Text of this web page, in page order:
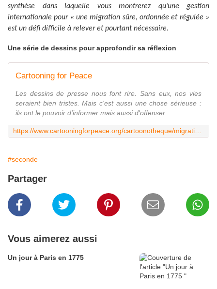
synthèse dans laquelle vous montrerez qu’une gestion
internationale pour « une migration sûre, ordonnée et régulée »
est un défi difficile à relever et pourtant nécessaire.
Une série de dessins pour approfondir sa réflexion
Cartooning for Peace
Les dessins de presse nous font rire. Sans eux, nos vies
seraient bien tristes. Mais c'est aussi une chose sérieuse :
ils ont le pouvoir d'informer mais aussi d'offenser
#seconde
Partager
Vous aimerez aussi
Un jour à Paris en 1775